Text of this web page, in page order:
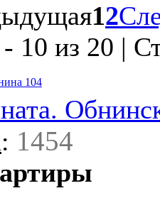
12
- 10 из 20 |
104
: 1454